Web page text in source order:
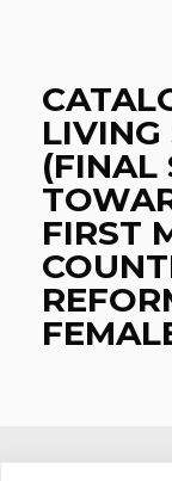
LIVING
(FINAL
FIRST